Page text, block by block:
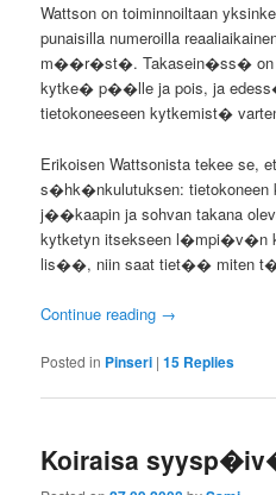
Wattson on toiminnoiltaan
punaisilla numeroilla
m��r�st�. Takasein�ss� on
kytke� p��lle ja pois, ja
tietokoneeseen kytkemist�
Erikoisen Wattsonista tekee se,
s�hk�nkulutuksen: tietokoneen
j��kaapin ja sohvan takana
kytketyn itsekseen l�mpi�v�n
lis��, niin saat tiet�� miten
Continue reading →
Posted in Pinseri |15 Replies
Koiraisa